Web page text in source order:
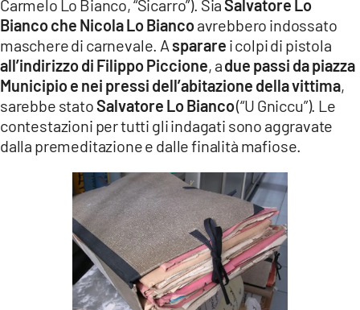
Carmelo Lo Bianco, “Sicarro”). SiaSalvatore Lo
Bianco che Nicola Lo Biancoavrebbero indossato
maschere di carnevale. A sparare i colpi di pistola
all’indirizzo di Filippo Piccione, adue passi da piazza
Municipio e nei pressi dell’abitazione della vittima,
sarebbe statoSalvatore Lo Bianco(“U Gniccu”). Le
contestazioni per tutti gli indagati sono aggravate
dalla premeditazione e dalle finalità mafiose.